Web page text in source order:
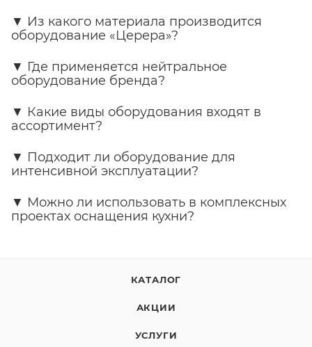
▼ Из какого материала производится
оборудование «Церера»?
▼ Где применяется нейтральное
оборудование бренда?
▼ Какие виды оборудования входят в
ассортимент?
▼ Подходит ли оборудование для
интенсивной эксплуатации?
▼ Можно ли использовать в комплексных
проектах оснащения кухни?
КАТАЛОГ
АКЦИИ
УСЛУГИ